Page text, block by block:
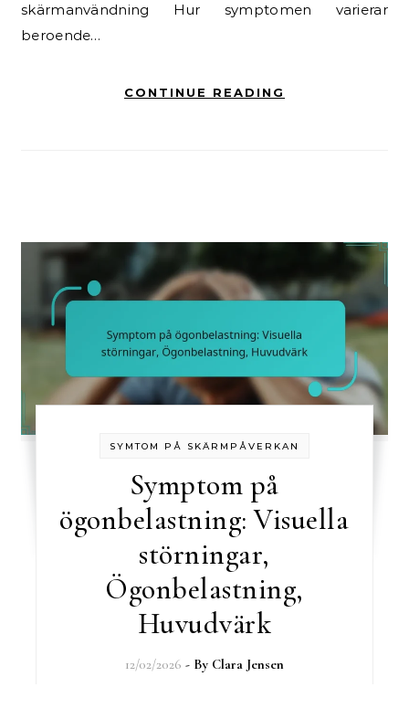
skärmanvändning Hur symptomen varierar
beroende…
CONTINUE READING
SYMTOM PÅ SKÄRMPÅVERKAN
Symptom på
ögonbelastning: Visuella
störningar,
Ögonbelastning,
Huvudvärk
12/02/2026 - By Clara Jensen